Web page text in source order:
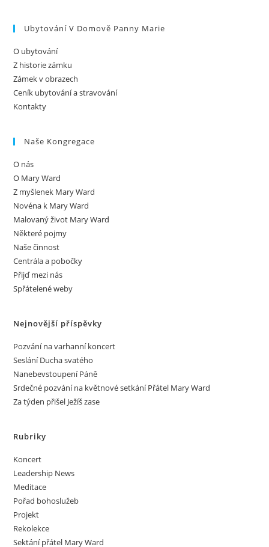
Ubytování V Domově Panny Marie
O ubytování
Z historie zámku
Zámek v obrazech
Ceník ubytování a stravování
Kontakty
Naše Kongregace
O nás
O Mary Ward
Z myšlenek Mary Ward
Novéna k Mary Ward
Malovaný život Mary Ward
Některé pojmy
Naše činnost
Centrála a pobočky
Přijď mezi nás
Spřátelené weby
Nejnovější příspěvky
Pozvání na varhanní koncert
Seslání Ducha svatého
Nanebevstoupení Páně
Srdečné pozvání na květnové setkání Přátel Mary Ward
Za týden přišel Ježíš zase
Rubriky
Koncert
Leadership News
Meditace
Pořad bohoslužeb
Projekt
Rekolekce
Sektání přátel Mary Ward